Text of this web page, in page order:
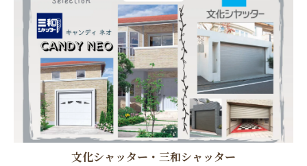
文化シャッター・三和シャッター